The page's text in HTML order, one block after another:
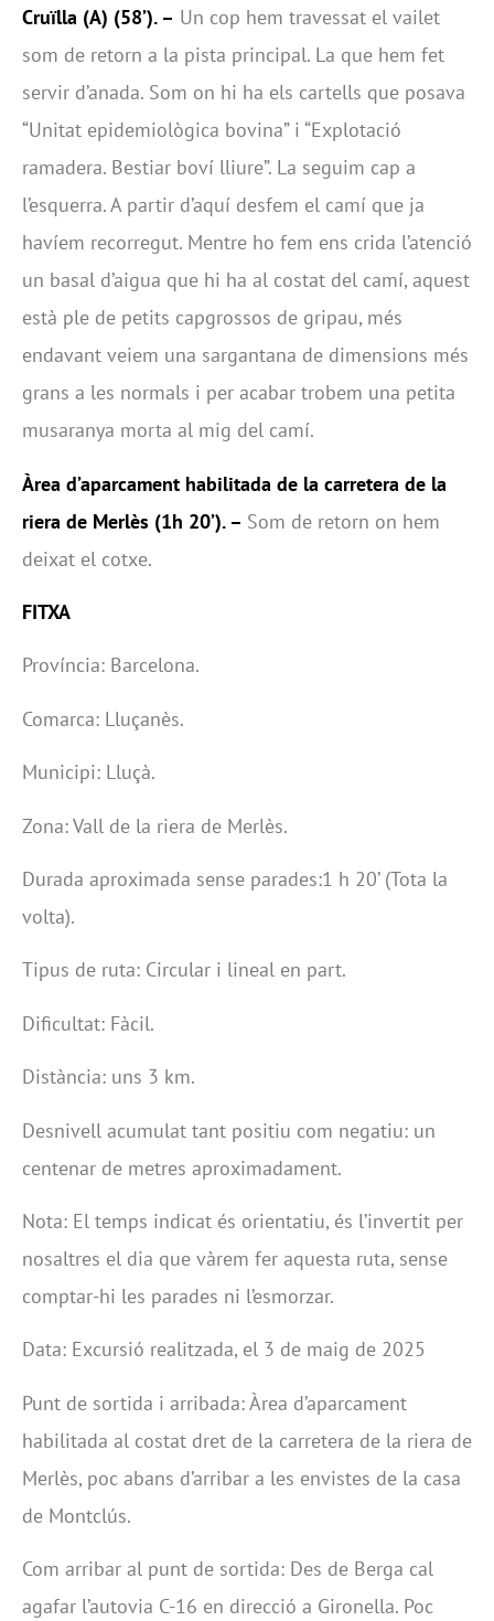
Cruïlla (A) (58’). – Un cop hem travessat el vailet
som de retorn a la pista principal. La que hem fet
servir d’anada. Som on hi ha els cartells que posava
“Unitat epidemiològica bovina” i “Explotació
ramadera. Bestiar boví lliure”. La seguim cap a
l’esquerra. A partir d’aquí desfem el camí que ja
havíem recorregut. Mentre ho fem ens crida l’atenció
un basal d’aigua que hi ha al costat del camí, aquest
està ple de petits capgrossos de gripau, més
endavant veiem una sargantana de dimensions més
grans a les normals i per acabar trobem una petita
musaranya morta al mig del camí.
Àrea d’aparcament habilitada de la carretera de la
riera de Merlès (1h 20’). – Som de retorn on hem
deixat el cotxe.
FITXA
Província: Barcelona.
Comarca: Lluçanès.
Municipi: Lluçà.
Zona: Vall de la riera de Merlès.
Durada aproximada sense parades:1 h 20’ (Tota la
volta).
Tipus de ruta: Circular i lineal en part.
Dificultat: Fàcil.
Distància: uns 3 km.
Desnivell acumulat tant positiu com negatiu: un
centenar de metres aproximadament.
Nota: El temps indicat és orientatiu, és l’invertit per
nosaltres el dia que vàrem fer aquesta ruta, sense
comptar-hi les parades ni l’esmorzar.
Data: Excursió realitzada, el 3 de maig de 2025
Punt de sortida i arribada: Àrea d’aparcament
habilitada al costat dret de la carretera de la riera de
Merlès, poc abans d’arribar a les envistes de la casa
de Montclús.
Com arribar al punt de sortida: Des de Berga cal
agafar l’autovia C-16 en direcció a Gironella. Poc